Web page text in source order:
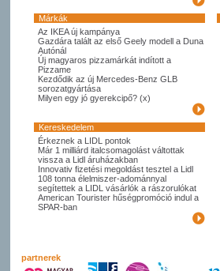
Márkák
Az IKEA új kampánya
Gazdára talált az első Geely modell a Duna
Autónál
Új magyaros pizzamárkát indított a
Pizzame
Kezdődik az új Mercedes-Benz GLB
sorozatgyártása
Milyen egy jó gyerekcipő? (x)
Kereskedelem
Érkeznek a LIDL pontok
Már 1 milliárd italcsomagolást váltottak
vissza a Lidl áruházakban
Innovativ fizetési megoldást tesztel a Lidl
108 tonna élelmiszer-adománnyal
segítettek a LIDL vásárlók a rászorulókat
American Tourister hűségpromóció indul a
SPAR-ban
partnerek